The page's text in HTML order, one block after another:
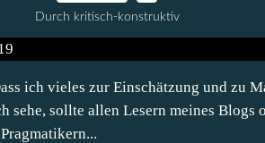
Durch kritisch-konstruktiv
ich vieles zur Einschätzung und zu
sollte allen Lesern meines Blogs